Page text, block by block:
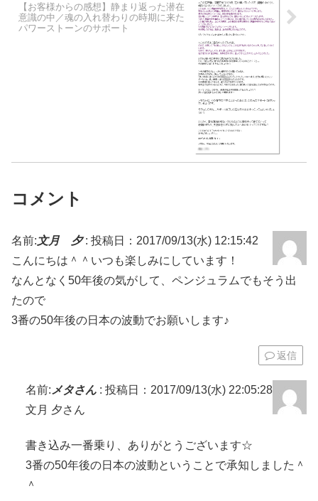
【お客様からの感想】静まり返った潜在
意識の中／魂の入れ替わりの時期に来た
パワーストーンのサポート
コメント
名前:文月 夕: 投稿日：2017/09/13(水) 12:15:42
こんにちは＾＾いつも楽しみにしています！
なんとなく50年後の気がして、ペンジュラムでもそう出
たので
3番の50年後の日本の波動でお願いします♪
返信
名前: メタさん : 投稿日：2017/09/13(水) 22:05:28
文月 夕さん
書き込み一番乗り、ありがとうございます☆
3番の50年後の日本の波動ということで承知しました＾
＾